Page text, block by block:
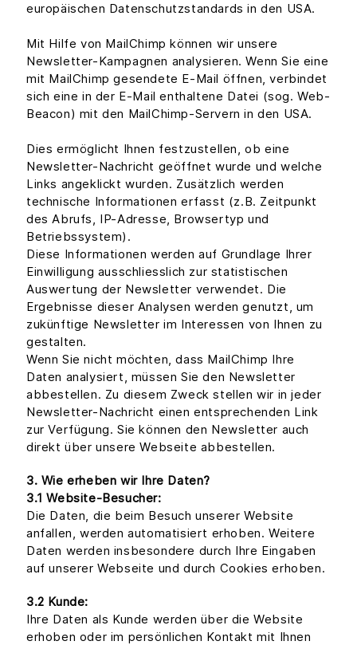
europäischen Datenschutzstandards in den USA.
Mit Hilfe von MailChimp können wir unsere
Newsletter-Kampagnen analysieren. Wenn Sie eine
mit MailChimp gesendete E-Mail öffnen, verbindet
sich eine in der E-Mail enthaltene Datei (sog. Web-
Beacon) mit den MailChimp-Servern in den USA.
Dies ermöglicht Ihnen festzustellen, ob eine
Newsletter-Nachricht geöffnet wurde und welche
Links angeklickt wurden. Zusätzlich werden
technische Informationen erfasst (z.B. Zeitpunkt
des Abrufs, IP-Adresse, Browsertyp und
Betriebssystem).
Diese Informationen werden auf Grundlage Ihrer
Einwilligung ausschliesslich zur statistischen
Auswertung der Newsletter verwendet. Die
Ergebnisse dieser Analysen werden genutzt, um
zukünftige Newsletter im Interessen von Ihnen zu
gestalten.
Wenn Sie nicht möchten, dass MailChimp Ihre
Daten analysiert, müssen Sie den Newsletter
abbestellen. Zu diesem Zweck stellen wir in jeder
Newsletter-Nachricht einen entsprechenden Link
zur Verfügung. Sie können den Newsletter auch
direkt über unsere Webseite abbestellen.
3. Wie erheben wir Ihre Daten?
3.1 Website-Besucher:
Die Daten, die beim Besuch unserer Website
anfallen, werden automatisiert erhoben. Weitere
Daten werden insbesondere durch Ihre Eingaben
auf unserer Webseite und durch Cookies erhoben.
3.2 Kunde:
Ihre Daten als Kunde werden über die Website
erhoben oder im persönlichen Kontakt mit Ihnen